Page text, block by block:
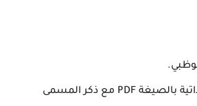
أرسل السيرة الذاتية بالصيغة PDF مع ذكر المسمى